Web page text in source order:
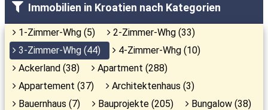
Immobilien in Kroatien nach Kategorien
1-Zimmer-Whg (5)
2-Zimmer-Whg (33)
3-Zimmer-Whg (44)
4-Zimmer-Whg (10)
Ackerland (38)
Apartment (288)
Appartement (37)
Architektenhaus (3)
Bauernhaus (7)
Bauprojekte (205)
Bungalow (38)